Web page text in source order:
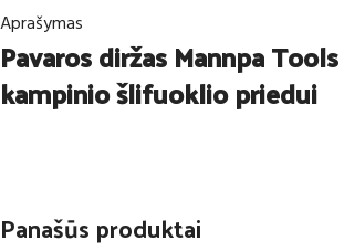
Aprašymas
Pavaros diržas Mannpa
kampinio šlifuoklio priedui
Panašūs produktai